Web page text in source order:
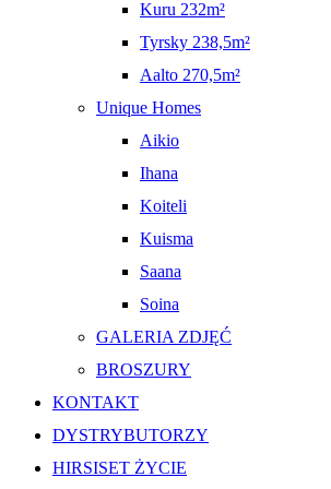
Kuru 232m²
Tyrsky 238,5m²
Aalto 270,5m²
Unique Homes
Aikio
Ihana
Koiteli
Kuisma
Saana
Soina
GALERIA ZDJĘĆ
BROSZURY
KONTAKT
DYSTRYBUTORZY
HIRSISET ŻYCIE